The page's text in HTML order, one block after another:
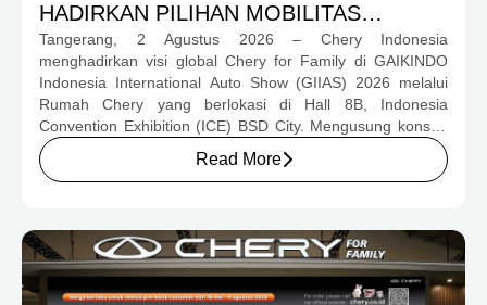
HADIRKAN PILIHAN MOBILITAS
LENGKAP DAN PROGRAM APRESIASI
KONSUMEN BERNILAI HAMPIR RP1
MILIAR
Tangerang, 2 Agustus 2026 – Chery Indonesia
menghadirkan visi global Chery for Family di GAIKINDO
Indonesia International Auto Show (GIIAS) 2026 melalui
Rumah Chery yang berlokasi di Hall 8B, Indonesia
Convention Exhibition (ICE) BSD City. Mengusung konsep
rumah yang hangat dan inklusif, Chery menghadirkan
pengalaman menyeluruh bagi keluarga Indonesia melalui
program apresiasi untuk konsumen.
Read More